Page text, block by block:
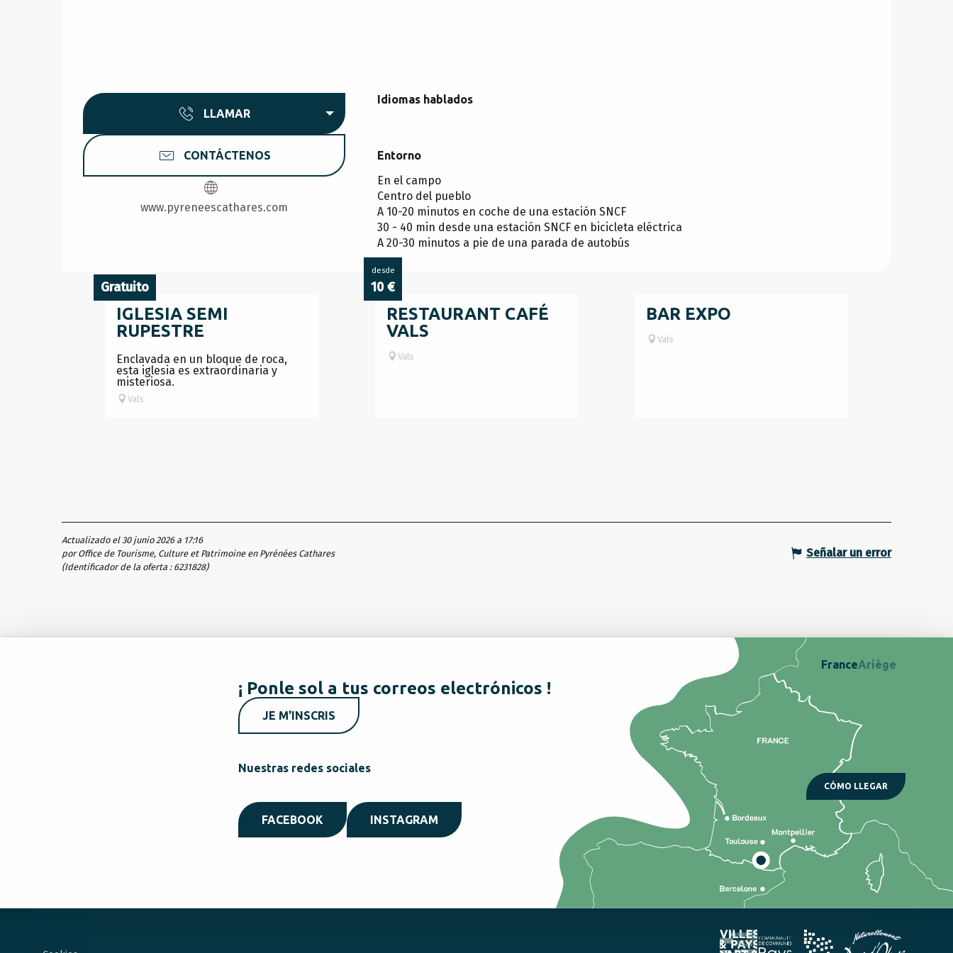
LLAMAR
CONTÁCTENOS
www.pyreneescathares.com
Idiomas hablados
Idiomas hablados
Entorno
Entorno
En el campo
Centro del pueblo
A 10-20 minutos en coche de una estación SNCF
30 - 40 min desde una estación SNCF en bicicleta eléctrica
A 20-30 minutos a pie de una parada de autobús
Gratuito
IGLESIA SEMI
RUPESTRE
Enclavada en un bloque de roca,
esta iglesia es extraordinaria y
misteriosa.
Vals
desde
10€
RESTAURANT CAFÉ
VALS
Vals
BAR EXPO
Vals
Actualizado el 30 junio 2026 a 17:16
por Office de Tourisme, Culture et Patrimoine en Pyrénées Cathares
(Identificador de la oferta : 6231828)
Señalar un error
¡ Ponle sol a tus correos electrónicos !
JE M'INSCRIS
Nuestras redes sociales
FACEBOOK INSTAGRAM
CÓMO LLEGAR
FranceAriège